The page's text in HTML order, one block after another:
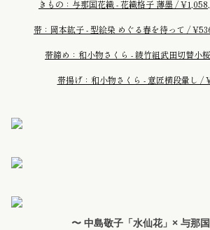
きもの：与那国花織 - 花織格子 薄墨 /
帯：岡本紘子 - 型絵染 めぐる春を待って /
帯締め：和小物さくら - 綾竹組武田切替小
帯揚げ：和小物さくら - 意匠横段暈し /
〜 中島敬子「水仙花」× 与那